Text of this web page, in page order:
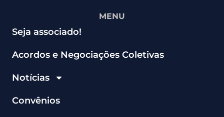
MENU
Seja associado!
Acordos e Negociações Coletivas
Notícias
Convênios